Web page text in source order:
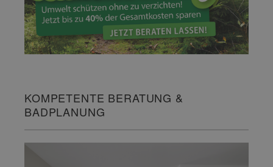
KOMPETENTE BERATUNG &
BADPLANUNG